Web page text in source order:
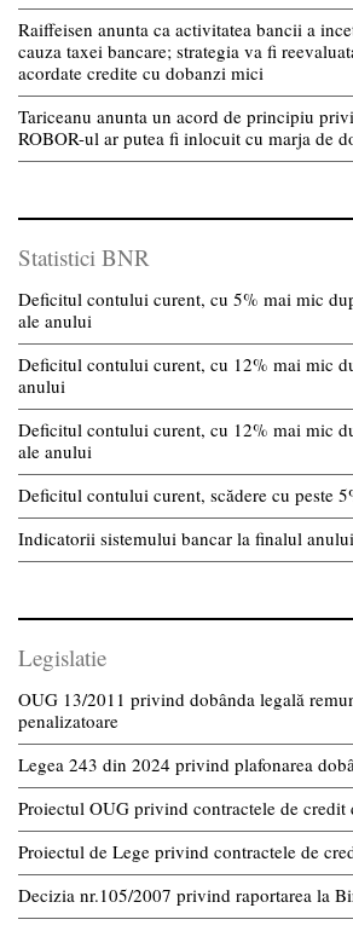
Raiffeisen anunta ca activitatea bancii a
cauza taxei bancare; strategia va fi
acordate credite cu dobanzi mici
Tariceanu anunta un acord de principiu
ROBOR-ul ar putea fi inlocuit cu marja de
Statistici BNR
Deficitul contului curent, cu 5% mai mic
ale anului
Deficitul contului curent, cu 12% mai mic
anului
Deficitul contului curent, cu 12% mai mic
ale anului
Deficitul contului curent, scădere cu peste
Indicatorii sistemului bancar la finalul
Legislatie
OUG 13/2011 privind dobânda legală
penalizatoare
Legea 243 din 2024 privind plafonarea
Proiectul OUG privind contractele de credit
Proiectul de Lege privind contractele de
Decizia nr.105/2007 privind raportarea la